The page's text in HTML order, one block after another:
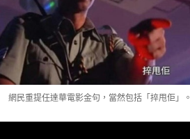
網民重提任達華電影金句，當然包括「捽甩佢」。